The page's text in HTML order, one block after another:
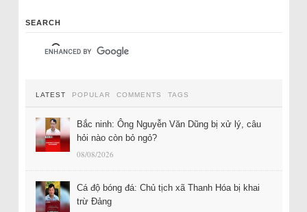
SEARCH
LATEST POPULAR COMMENTS TAGS
Bắc ninh: Ông Nguyễn Văn Dũng bị xử lý, câu
hỏi nào còn bỏ ngỏ?
08/08/2026
Cá độ bóng đá: Chủ tịch xã Thanh Hóa bị khai
trừ Đảng